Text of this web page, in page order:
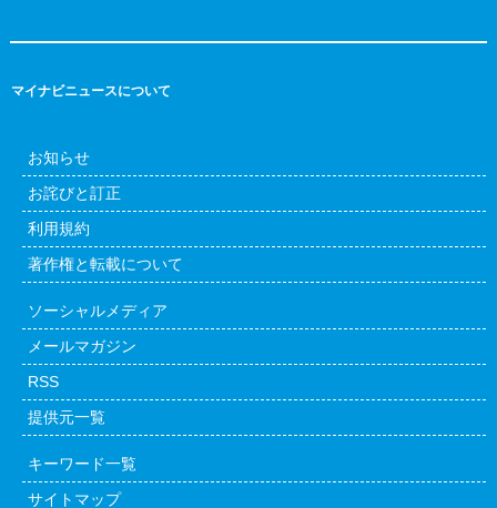
マイナビニュースについて
お知らせ
お詫びと訂正
利用規約
著作権と転載について
ソーシャルメディア
メールマガジン
RSS
提供元一覧
キーワード一覧
サイトマップ